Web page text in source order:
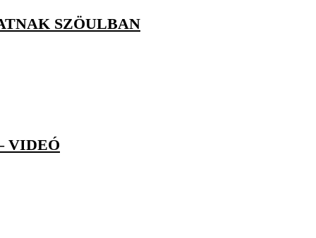
SZÖULBAN
VIDEÓ